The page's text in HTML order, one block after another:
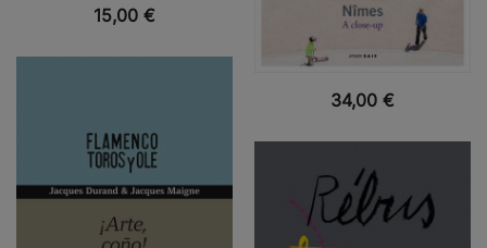
VUE RAPIDE
15,00 €
VUE RAPIDE
34,00 €